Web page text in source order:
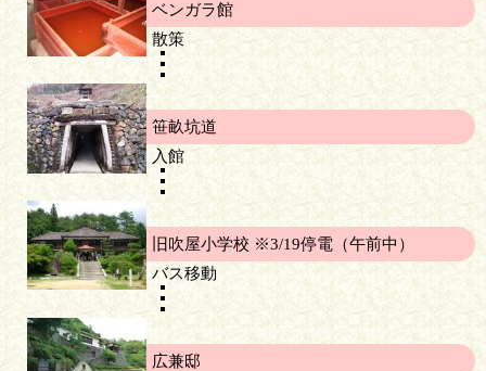
ベンガラ館
散策
笹畝坑道
入館
旧吹屋小学校 ※3/19停電（午前中）
バス移動
広兼邸